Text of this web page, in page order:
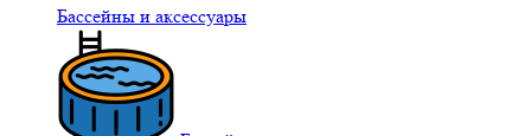
Бассейны и аксессуары